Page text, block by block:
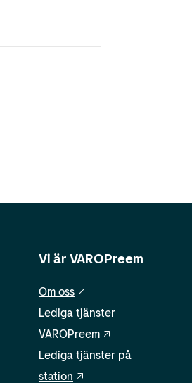
Vi är VAROPreem
Om oss
Lediga tjänster
VAROPreem
Lediga tjänster på
station